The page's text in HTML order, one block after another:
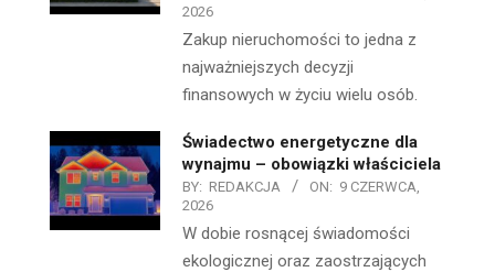
2026
Zakup nieruchomości to jedna z
najważniejszych decyzji
finansowych w życiu wielu osób.
Świadectwo energetyczne dla
wynajmu – obowiązki właściciela
BY: REDAKCJA ON: 9 CZERWCA,
2026
W dobie rosnącej świadomości
ekologicznej oraz zaostrzających